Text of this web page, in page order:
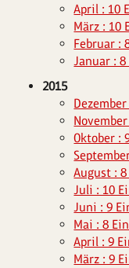
April : 10
März : 10
Februar :
Januar :
2015
Oktober :
August :
Juli : 10
Juni : 9
Mai : 8
April : 9
März : 9